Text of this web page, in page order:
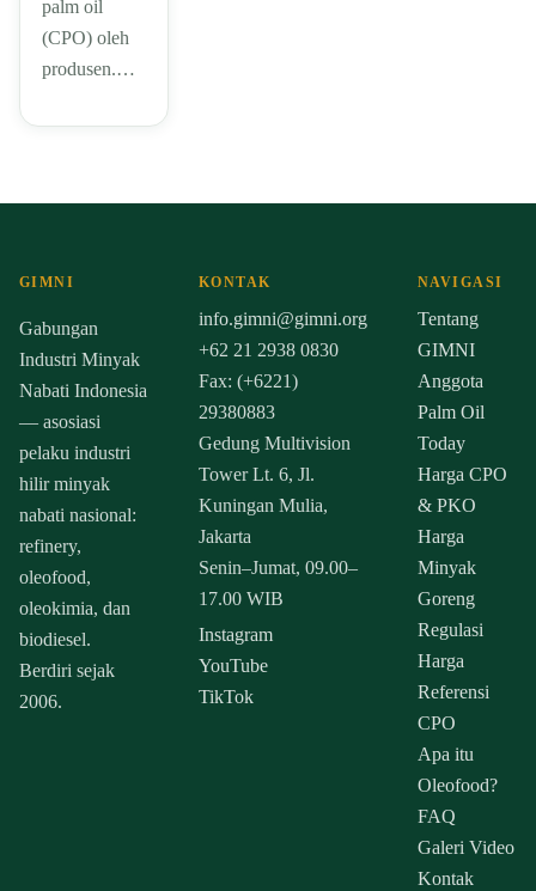
palm oil
(CPO) oleh
produsen.…
GIMNI
Gabungan
Industri Minyak
Nabati Indonesia
— asosiasi
pelaku industri
hilir minyak
nabati nasional:
refinery,
oleofood,
oleokimia, dan
biodiesel.
Berdiri sejak
2006.
KONTAK
info.gimni@gimni.org
+62 21 2938 0830
Fax: (+6221)
29380883
Gedung Multivision
Tower Lt. 6, Jl.
Kuningan Mulia,
Jakarta
Senin–Jumat, 09.00–
17.00 WIB
Instagram
YouTube
TikTok
NAVIGASI
Tentang
GIMNI
Anggota
Palm Oil
Today
Harga CPO
& PKO
Harga
Minyak
Goreng
Regulasi
Harga
Referensi
CPO
Apa itu
Oleofood?
FAQ
Galeri Video
Kontak